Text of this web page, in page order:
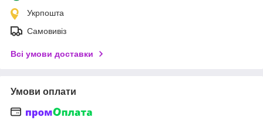
Укрпошта
Самовивіз
Всі умови доставки
Умови оплати